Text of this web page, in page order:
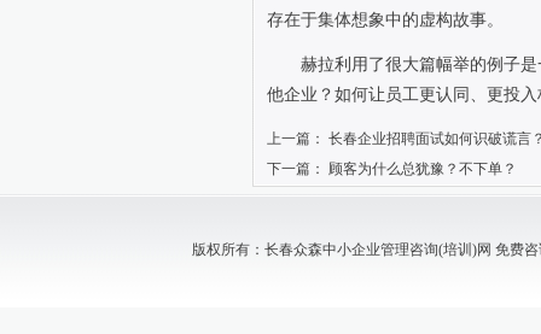
存在于集体想象中的虚构故事。
赫拉利用了很大篇幅举的例子
他企业？如何让员工更认同、更投
上一篇： 长春企业招聘面试如何识破谎言
下一篇： 顾客为什么总犹豫？不下单？
版权所有：长春众森中小企业管理咨询(培训)网 免费咨